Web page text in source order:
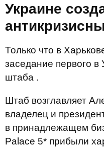
Украине
Только что в
заседание первого в
штаба .
Штаб возглавляет
владелец и
в принадлежащем
Palace 5* прибыли